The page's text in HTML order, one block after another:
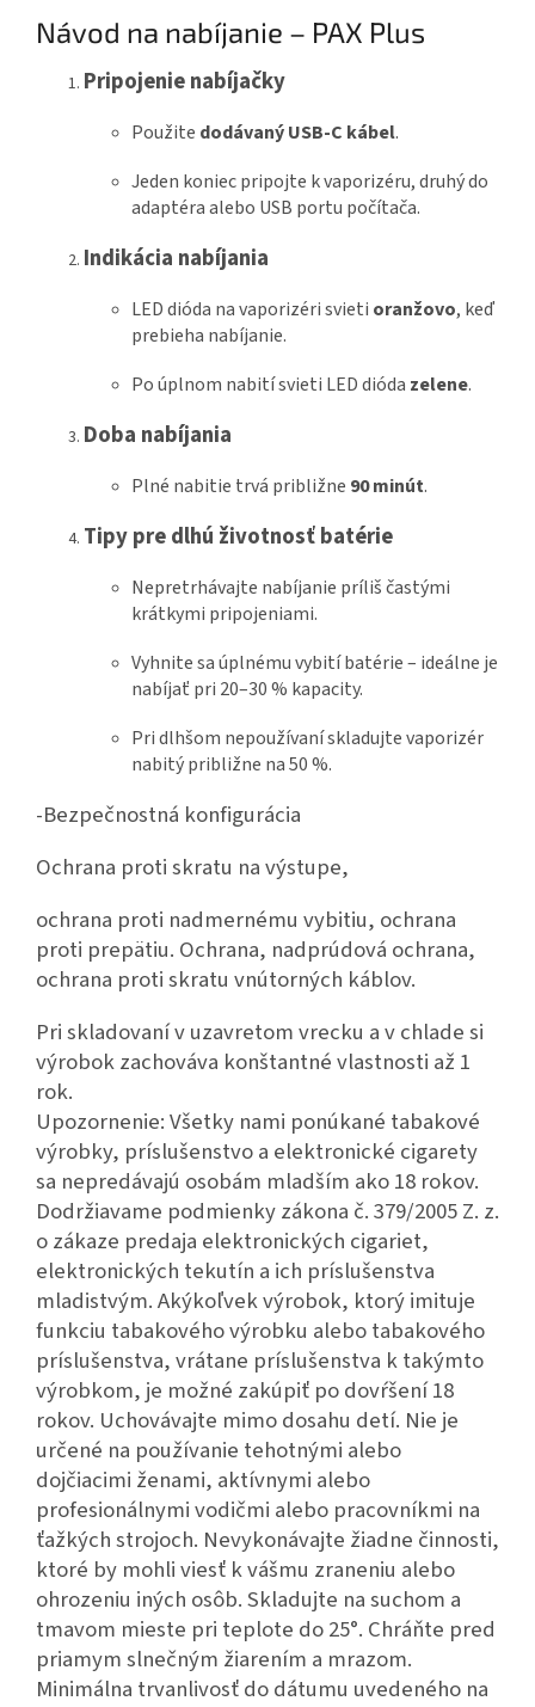
Návod na nabíjanie – PAX Plus
Pripojenie nabíjačky
Použite dodávaný USB-C kábel.
Jeden koniec pripojte k vaporizéru, druhý do
adaptéra alebo USB portu počítača.
Indikácia nabíjania
LED dióda na vaporizéri svieti oranžovo, keď
prebieha nabíjanie.
Po úplnom nabití svieti LED dióda zelene.
Doba nabíjania
Plné nabitie trvá približne 90 minút.
Tipy pre dlhú životnosť batérie
Nepretrhávajte nabíjanie príliš častými
krátkymi pripojeniami.
Vyhnite sa úplnému vybití batérie – ideálne je
nabíjať pri 20–30 % kapacity.
Pri dlhšom nepoužívaní skladujte vaporizér
nabitý približne na 50 %.
-Bezpečnostná konfigurácia
Ochrana proti skratu na výstupe,
ochrana proti nadmernému vybitiu, ochrana
proti prepätiu. Ochrana, nadprúdová ochrana,
ochrana proti skratu vnútorných káblov.
Pri skladovaní v uzavretom vrecku a v chlade si
výrobok zachováva konštantné vlastnosti až 1
rok.
Upozornenie: Všetky nami ponúkané tabakové
výrobky, príslušenstvo a elektronické cigarety
sa nepredávajú osobám mladším ako 18 rokov.
Dodržiavame podmienky zákona č. 379/2005 Z. z.
o zákaze predaja elektronických cigariet,
elektronických tekutín a ich príslušenstva
mladistvým. Akýkoľvek výrobok, ktorý imituje
funkciu tabakového výrobku alebo tabakového
príslušenstva, vrátane príslušenstva k takýmto
výrobkom, je možné zakúpiť po dovŕšení 18
rokov. Uchovávajte mimo dosahu detí. Nie je
určené na používanie tehotnými alebo
dojčiacimi ženami, aktívnymi alebo
profesionálnymi vodičmi alebo pracovníkmi na
ťažkých strojoch. Nevykonávajte žiadne činnosti,
ktoré by mohli viesť k vášmu zraneniu alebo
ohrozeniu iných osôb. Skladujte na suchom a
tmavom mieste pri teplote do 25°. Chráňte pred
priamym slnečným žiarením a mrazom.
Minimálna trvanlivosť do dátumu uvedeného na